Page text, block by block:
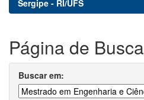
Sergipe - RI/UFS
Página de Busca
Buscar em: